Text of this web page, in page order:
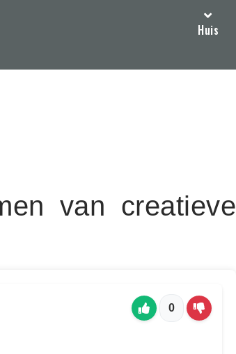
Huis
van creatieve
0